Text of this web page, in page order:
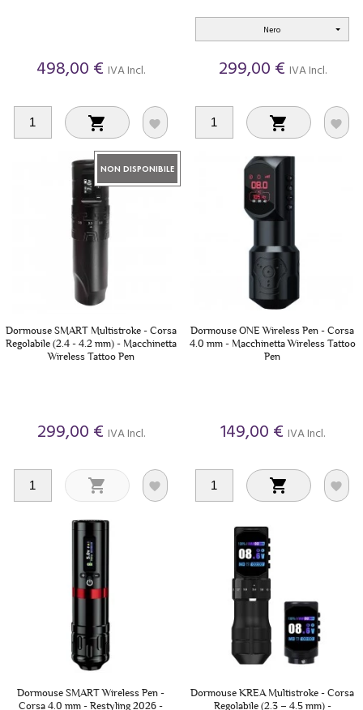
498,00 € IVA Incl.
 
Nero
299,00 € IVA Incl.
 
NON DISPONIBILE
Dormouse SMART Multistroke - Corsa
Regolabile (2.4 - 4.2 mm) - Macchinetta
Wireless Tattoo Pen
299,00 € IVA Incl.
 
Dormouse ONE Wireless Pen - Corsa
4.0 mm - Macchinetta Wireless Tattoo
Pen
149,00 € IVA Incl.
 
Dormouse SMART Wireless Pen -
Corsa 4.0 mm - Restyling 2026 -
Dormouse KREA Multistroke - Corsa
Regolabile (2.3 – 4.5 mm) -